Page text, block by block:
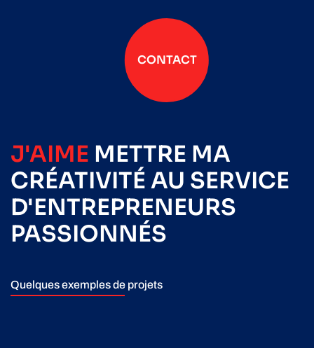
CONTACT
J'AIME METTRE MA
CRÉATIVITÉ AU SERVICE
D'ENTREPRENEURS
PASSIONNÉS
Quelques exemples de projets